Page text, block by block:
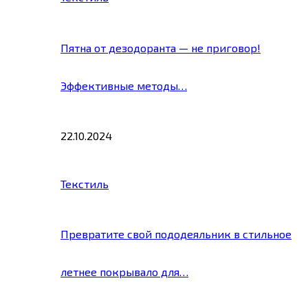
Пятна от дезодоранта — не приговор!
Эффективные методы…
22.10.2024
Текстиль
Превратите свой пододеяльник в стильное
летнее покрывало для…